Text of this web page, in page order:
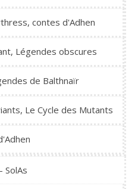
contes d'Adhen
Légendes obscures
de Balthnaïr
Le Cycle des Mutants
SolAs